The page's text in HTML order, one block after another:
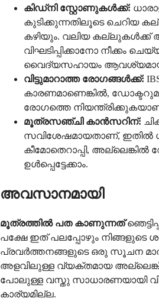
കിഡ്നി സ്റ്റോണുകൾക്ക്:
കുടിക്കുന്നതിലൂടെ ചെറിയ
കഴിയും. വലിയ കല്ലുകൾക്ക്
വിഘടിപ്പിക്കാനോ നീക്കം
വൈദ്യസഹായം ആവശ്യമായി
വിട്ടുമാറാത്ത രോഗങ്ങൾക്ക്:
കാരണമാണെങ്കിൽ,
രോഗത്തെ
മൂത്രസഞ്ചി കാൻസറിന്:
സവിശേഷമായതാണ്, ഇതിൽ
കീമോതെറാപ്പി,
ഉൾപ്പെട്ടേക്കാം.
അവസാനമായി
മൂത്രത്തിൽ പത കാണുന്നത്
പക്ഷേ ഇത് പലപ്പോഴും നിങ്ങളുടെ
പ്രവർത്തനങ്ങളുടെ ഒരു സൂചന
അളവിലുള്ള വ്യക്തമായ
പോലുള്ള വസ്തു സാധാരണയായി
കാര്യമില്ല.